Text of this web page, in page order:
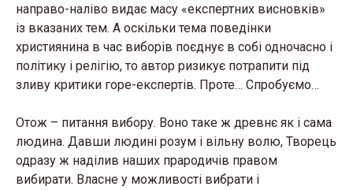
направо-наліво видає масу «експертних висновків»
із вказаних тем. А оскільки тема поведінки
християнина в час виборів поєднує в собі одночасно і
політику і релігію, то автор ризикує потрапити під
зливу критики горе-експертів. Проте… Спробуємо…
Отож – питання вибору. Воно таке ж древнє як і сама
людина. Давши людині розум і вільну волю, Творець
одразу ж наділив наших прародичів правом
вибирати. Власне у можливості вибрати і